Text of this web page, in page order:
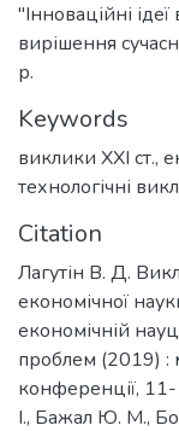
"Інноваційні
вирішення
р.
Keywords
виклики XXI ст.,
технологічні
Citation
Лагутін В. Д.
економічної
економічній
проблем (2019) :
конференції,
І., Бажал Ю. М.,